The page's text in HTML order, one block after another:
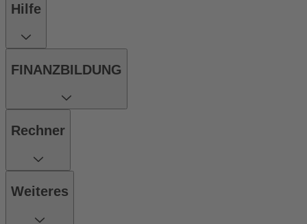
Hilfe
FINANZBILDUNG
Rechner
Weiteres